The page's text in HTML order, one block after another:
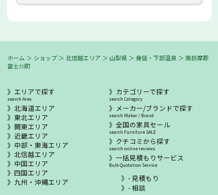
ホーム ＞ ショップ ＞ 北信越エリア ＞ 山梨県 ＞ 身延・下部温泉 ＞ 南巨摩郡
富士川町
エリアで探す
search Area
北海道エリア
東北エリア
関東エリア
近畿エリア
中部・東海エリア
北信越エリア
中国エリア
四国エリア
九州・沖縄エリア
カテゴリーで探す
search Category
メーカー/ブランドで探す
search Maker / Brand
全国の家具セール
search Furniture SALE
クチコミから探す
search online reviews
一括見積もりサービス
Bulk Quotation Service
- 見積もり
- 相談